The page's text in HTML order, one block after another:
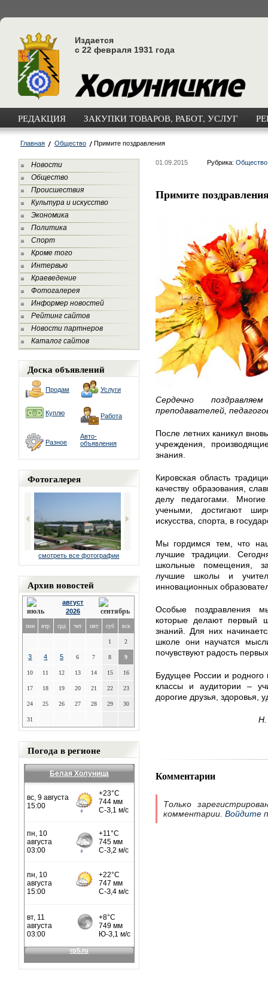
Издается
с 22 февраля 1931 года
РЕДАКЦИЯ ЗАКУПКИ ТОВАРОВ, РАБОТ, УСЛУГ
Главная Общество Примите поздравления
Новости
Общество
Происшествия
Культура и искусство
Экономика
Политика
Спорт
Кроме того
Интервью
Краеведение
Фотогалерея
Информер новостей
Рейтинг сайтов
Новости партнеров
Каталог сайтов
Доска объявлений
Продам Услуги
Куплю Работа
Разное
Авто-
объявления
Фотогалерея
смотреть все фотографии
Архив новостей
август
2026
пон втр срд чет пят суб вск
1 2
3 4 5 6 7 8 9
10 11 12 13 14 15 16
17 18 19 20 21 22 23
24 25 26 27 28 29 30
31
Погода в регионе
Белая Холуница
01.09.2015 Рубрика: Общество
Примите
Сердечно
преподавателей,
После летних каникул
учреждения,
знания.
Кировская область
качеству образования,
делу педагогами.
учеными, достигают
искусства, спорта, в
Мы гордимся тем, что
лучшие традиции.
школьные помещения,
лучшие школы и
инновационных
Особые поздравления
которые делают первый
знаний. Для них
школе они научатся
почувствуют радость
Будущее России и родного
классы и аудитории –
дорогие друзья, здоровья,
Н.
Комментарии
Только
комментарии. Войдите